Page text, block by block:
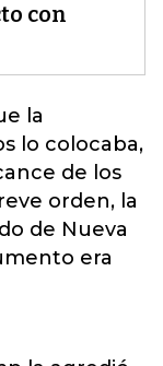
con
la
lo colocaba,
de los
orden, la
de Nueva
era